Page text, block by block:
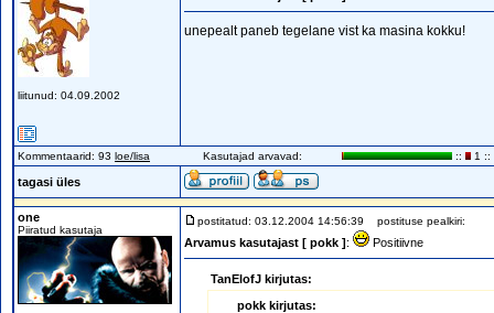
liitunud: 04.09.2002
unepealt paneb tegelane vist ka masina kokku!
Kommentaarid: 93 loe/lisa Kasutajad arvavad: :: 1 ::
tagasi üles
one
Piiratud kasutaja
postitatud: 03.12.2004 14:56:39 postituse pealkiri:
Arvamus kasutajast [ pokk ]: Positiivne
TanElofJ kirjutas:
pokk kirjutas: